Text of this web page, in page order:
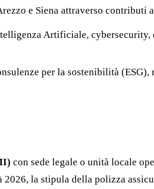
e Siena attraverso contributi
Artificiale,
per la sostenibilità
con sede legale o unità locale
la stipula della polizza